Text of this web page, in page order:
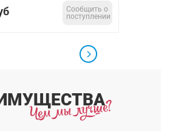
Сообщить о
поступлении